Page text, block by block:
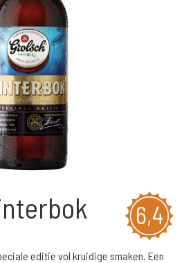
6,4
editie vol kruidige smaken. Een